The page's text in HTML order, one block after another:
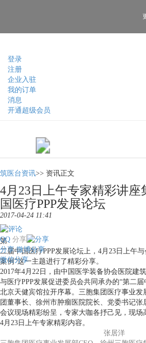
登录
注册
企业入驻
我的订单
消息
开通超级会员
筑医台资讯>> 资讯正文
4月23日上午专家精彩讲座
国医疗PPP发展论坛
2017-04-24 11:41
分享
QQ
分享 微博分享
微信分享
第
二届中国医疗PPP发展论坛上，4月23日上午
案例”这一主题进行了精彩分享。
2017年4月22日，由中国医学装备协会医院建
与医疗PPP发展促进委员会共同承办的“第二
北京天健宾馆拉开序幕。三胞集团医疗事业发
团董事长、徐州市肿瘤医院院长、党委书记张
会议现场精彩纷呈，专家大咖各抒己见，现场
4月23日上午专家精彩内容。
张居洋